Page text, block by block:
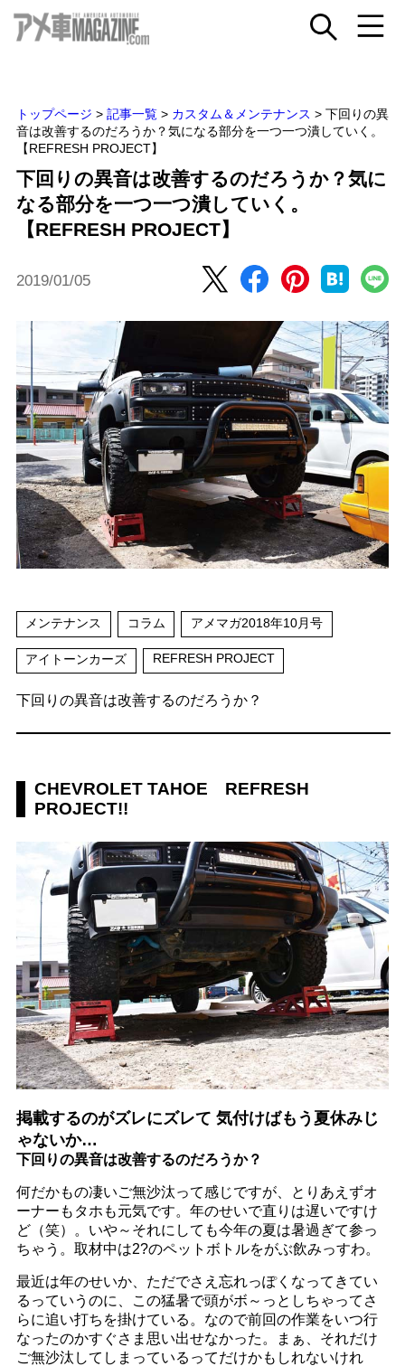
トップページ > 記事一覧 > カスタム＆メンテナンス > 下回りの異
音は改善するのだろうか？気になる部分を一つ一つ潰していく。
【REFRESH PROJECT】
下回りの異音は改善するのだろうか？気に
なる部分を一つ一つ潰していく。
【REFRESH PROJECT】
2019/01/05
メンテナンス コラム アメマガ2018年10月号
アイトーンカーズ REFRESH PROJECT
下回りの異音は改善するのだろうか？
CHEVROLET TAHOE REFRESH
PROJECT!!
掲載するのがズレにズレて 気付けばもう夏休みじ
ゃないか…
下回りの異音は改善するのだろうか？
何だかもの凄いご無沙汰って感じですが、とりあえずオ
ーナーもタホも元気です。年のせいで直りは遅いですけ
ど（笑）。いや～それにしても今年の夏は暑過ぎて参っ
ちゃう。取材中は2?のペットボトルをがぶ飲みっすわ。
最近は年のせいか、ただでさえ忘れっぽくなってきてい
るっていうのに、この猛暑で頭がボ～っとしちゃってさ
らに追い打ちを掛けている。なので前回の作業をいつ行
なったのかすぐさま思い出せなかった。まぁ、それだけ
ご無沙汰してしまっているってだけかもしれないけれ